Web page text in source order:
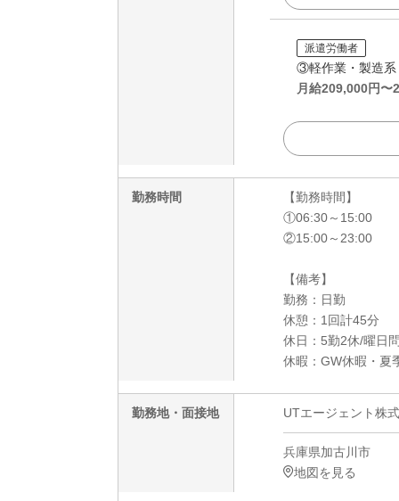
派遣労働者
③軽作業・製造系
月給209,000円〜
勤務時間
【勤務時間】
①06:30～15:00
②15:00～23:00
【備考】
勤務：日勤
休憩：1回計45分
休日：5勤2休/曜日
休暇：GW休暇・夏
勤務地・面接地 UTエージェント株
兵庫県加古川市
地図を見る